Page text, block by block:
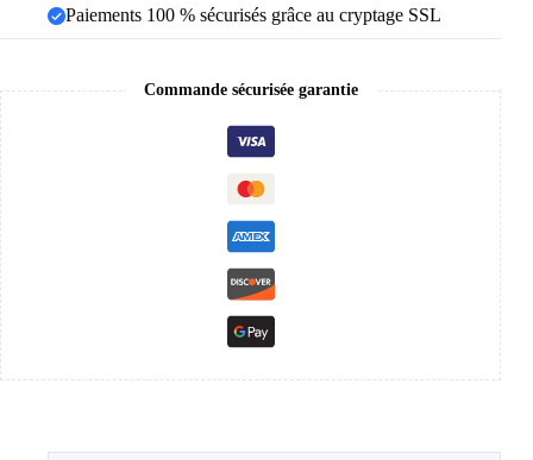
Paiements 100 % sécurisés grâce au cryptage SSL
Commande sécurisée garantie